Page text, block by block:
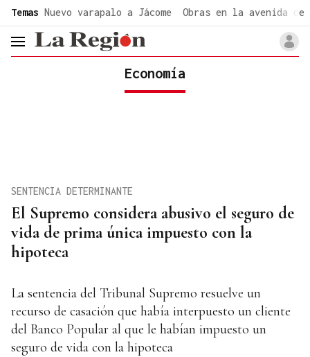
Temas Nuevo varapalo a Jácome Obras en la avenida de
header.menu.open
Economía
El Supremo considera abusivo el seguro de
vida de prima única impuesto con la
hipoteca
SENTENCIA DETERMINANTE
La sentencia del Tribunal Supremo resuelve un
recurso de casación que había interpuesto un cliente
del Banco Popular al que le habían impuesto un
seguro de vida con la hipoteca